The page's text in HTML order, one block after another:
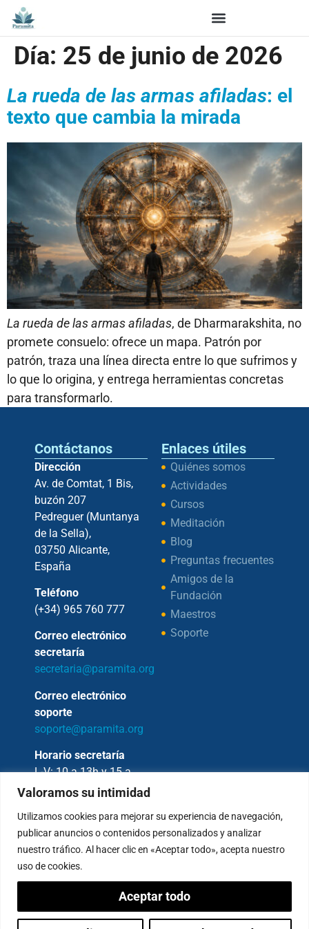
Valoramos su intimidad
Utilizamos cookies para mejorar su experiencia de navegación,
publicar anuncios o contenidos personalizados y analizar
nuestro tráfico. Al hacer clic en «Aceptar todo», acepta nuestro
uso de cookies.
Aceptar todo
Día: 25 de junio de 2026
La rueda de las armas afiladas: el
texto que cambia la mirada
La rueda de las armas afiladas, de Dharmarakshita, no
promete consuelo: ofrece un mapa. Patrón por
patrón, traza una línea directa entre lo que sufrimos y
lo que lo origina, y entrega herramientas concretas
para transformarlo.
Contáctanos
Dirección
Av. de Comtat, 1 Bis,
buzón 207
Pedreguer (Muntanya
de la Sella),
03750 Alicante,
España
Teléfono
(+34) 965 760 777
Correo electrónico
secretaría
secretaria@paramita.org
Correo electrónico
soporte
soporte@paramita.org
Horario secretaría
L-V: 10 a 13h y 15 a
17h
Enlaces útiles
Quiénes somos
Actividades
Cursos
Meditación
Blog
Preguntas frecuentes
Amigos de la
Fundación
Maestros
Soporte
Copyright © 2026 – Fundación Sakya –
Reservados todos los derechos.
— AVISO LEGAL —
Política de Privacidad Condiciones de Pagos